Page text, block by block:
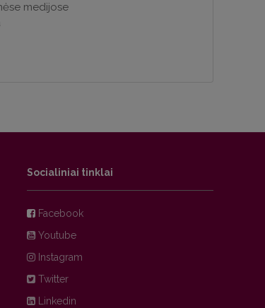
medijose
Socialiniai tinklai
Facebook
Youtube
Instagram
Twitter
Linkedin